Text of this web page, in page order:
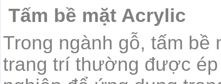
Tấm bề mặt Acrylic
Trong ngành gỗ, tấm bề
trang trí thường được